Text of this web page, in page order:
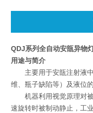
QDJ系列全自动安瓿异物
用途与简介
主要用于安瓿注射液中
维、瓶子缺陷等）及液位
机器利用视觉原理对被
速旋转时被制动静止，工